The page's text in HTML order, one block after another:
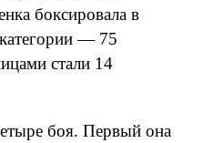
боксировала в
— 75
стали 14
боя. Первый она